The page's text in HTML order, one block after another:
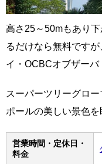
高さ25～50mもあり
るだけなら無料です
イ・OCBCオブザーバ
スーパーツリーグロ
ポールの美しい景色を
営業時間・定休日・
料金